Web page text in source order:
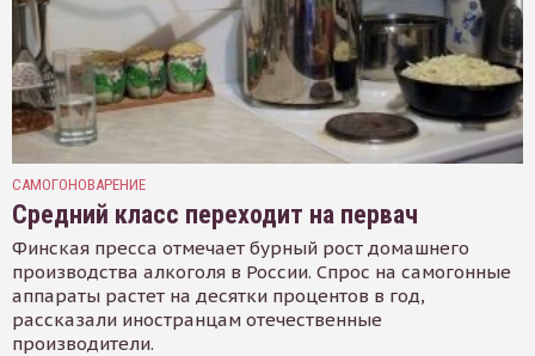
САМОГОНОВАРЕНИЕ
Средний класс переходит на первач
Финская пресса отмечает бурный рост домашнего
производства алкоголя в России. Спрос на самогонные
аппараты растет на десятки процентов в год,
рассказали иностранцам отечественные
производители.